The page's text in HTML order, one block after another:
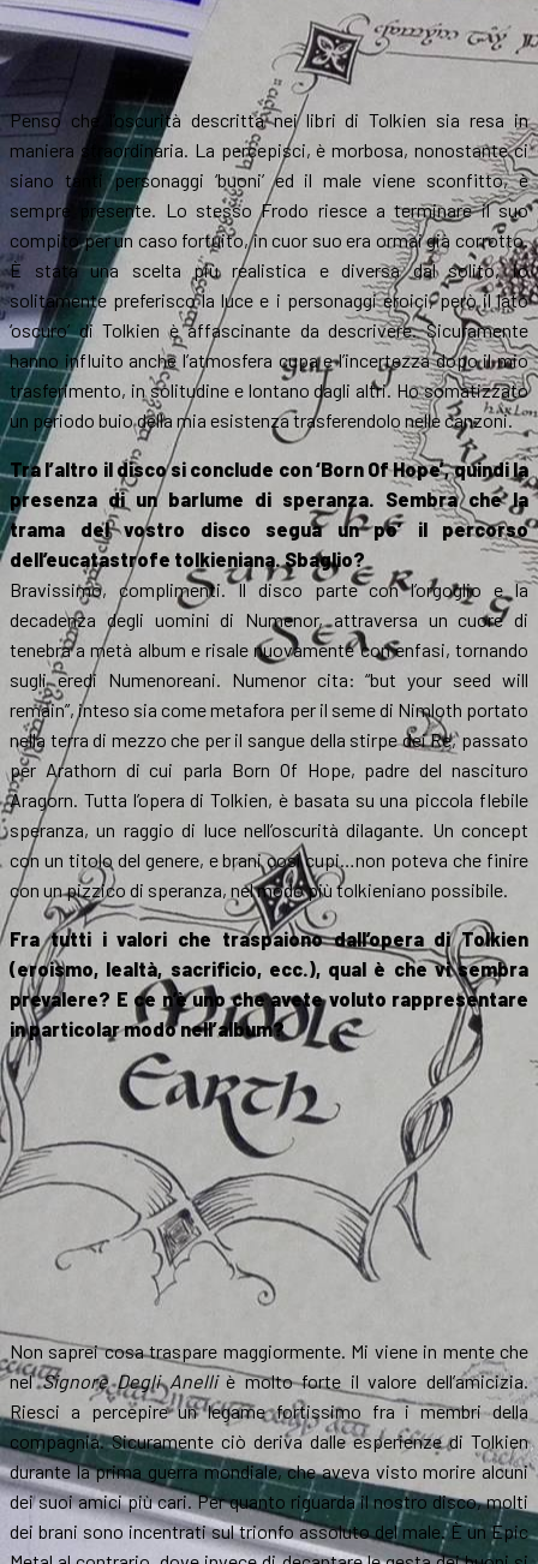
Penso che l’oscurità descritta nei libri di Tolkien sia resa in
maniera straordinaria. La percepisci, è morbosa, nonostante ci
siano tanti personaggi ‘buoni’ ed il male viene sconfitto, è
sempre presente. Lo stesso Frodo riesce a terminare il suo
compito per un caso fortuito, in cuor suo era ormai già corrotto.
È stata una scelta più realistica e diversa dal solito, io
solitamente preferisco la luce e i personaggi eroici, però il lato
‘oscuro’ di Tolkien è affascinante da descrivere. Sicuramente
hanno influito anche l’atmosfera cupa e l’incertezza dopo il mio
trasferimento, in solitudine e lontano dagli altri. Ho somatizzato
un periodo buio della mia esistenza trasferendolo nelle canzoni.
Tra l’altro il disco si conclude con ‘Born Of Hope’, quindi la
presenza di un barlume di speranza. Sembra che la
trama del vostro disco segua un po’ il percorso
dell’eucatastrofe tolkieniana. Sbaglio?
Bravissimo, complimenti. Il disco parte con l’orgoglio e la
decadenza degli uomini di Numenor, attraversa un cuore di
tenebra a metà album e risale nuovamente con enfasi, tornando
sugli eredi Numenoreani. Numenor cita: “but your seed will
remain”, inteso sia come metafora per il seme di Nimloth portato
nella terra di mezzo che per il sangue della stirpe dei Re, passato
per Arathorn di cui parla Born Of Hope, padre del nascituro
Aragorn. Tutta l’opera di Tolkien, è basata su una piccola flebile
speranza, un raggio di luce nell’oscurità dilagante. Un concept
con un titolo del genere, e brani così cupi…non poteva che finire
con un pizzico di speranza, nel modo più tolkieniano possibile.
Fra tutti i valori che traspaiono dall’opera di Tolkien
(eroismo, lealtà, sacrificio, ecc.), qual è che vi sembra
prevalere? E ce n’è uno che avete voluto rappresentare
in particolar modo nell’album?
Non saprei cosa traspare maggiormente. Mi viene in mente che
nelSignore Degli Anelliè molto forte il valore dell’amicizia.
Riesci a percepire un legame fortissimo fra i membri della
compagnia. Sicuramente ciò deriva dalle esperienze di Tolkien
durante la prima guerra mondiale, che aveva visto morire alcuni
dei suoi amici più cari. Per quanto riguarda il nostro disco, molti
dei brani sono incentrati sul trionfo assoluto del male. È un Epic